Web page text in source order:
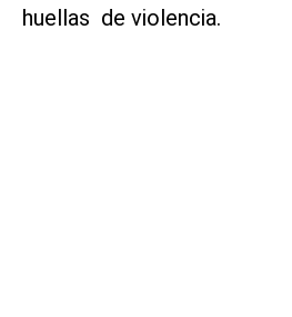
huellas de violencia.